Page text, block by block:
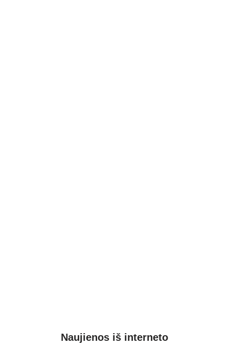
Naujienos iš interneto